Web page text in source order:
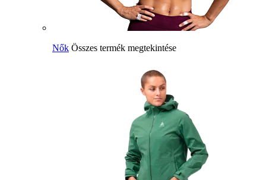
Nők Összes termék megtekintése